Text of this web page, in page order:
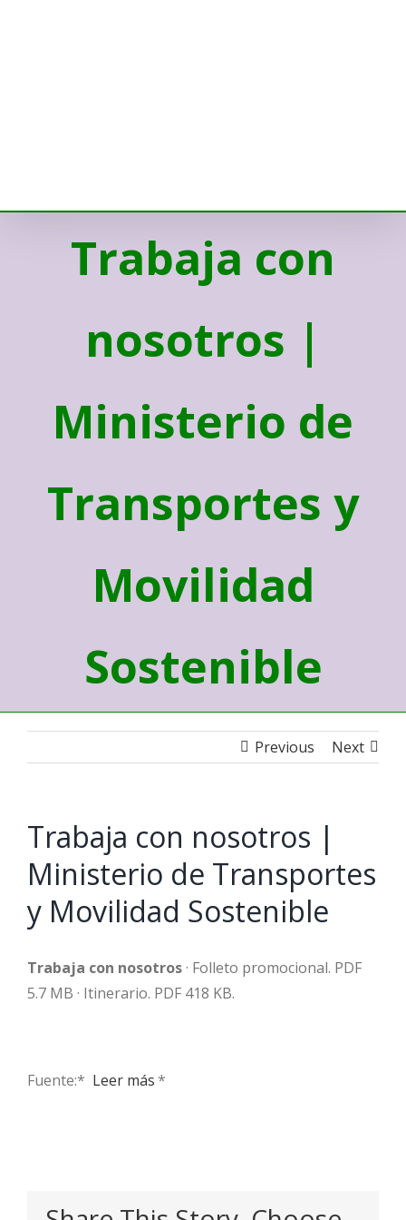
Trabaja con
nosotros |
Ministerio de
Transportes y
Movilidad
Sostenible
Previous Next
Trabaja con nosotros |
Ministerio de Transportes
y Movilidad Sostenible
Trabaja con nosotros· Folleto promocional. PDF
5.7 MB · Itinerario. PDF 418 KB.
Fuente:* ​ Leer más*